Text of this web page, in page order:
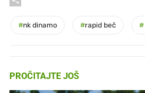
#nk dinamo #rapid beč #
PROČITAJTE JOŠ